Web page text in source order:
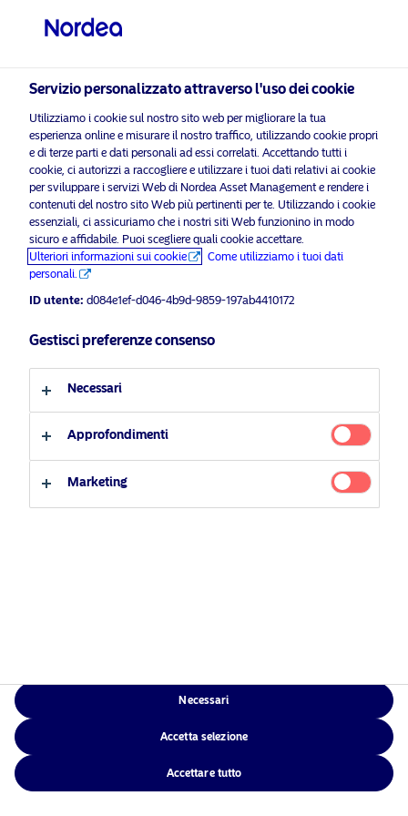
Scegli il Profilo Investitore
Paese
Italia
Lingua
Profilo investitore
Investitore professionale
Investitore privato
Nordea Asset Management è uno dei maggiori
asset manager dei Paesi nordici con una presenza
globale in Europa, America e Asia.
Home
Chi siamo
Fondi
Investimento responsabile
News
Termini e condizioni
Informativa sulla privacy
Servizio personalizzato attraverso l'uso dei cookie
Utilizziamo i cookie sul nostro sito web per migliorare la tua
esperienza online e misurare il nostro traffico, utilizzando cookie propri
e di terze parti e dati personali ad essi correlati. Accettando tutti i
cookie, ci autorizzi a raccogliere e utilizzare i tuoi dati relativi ai cookie
per sviluppare i servizi Web di Nordea Asset Management e rendere i
contenuti del nostro sito Web più pertinenti per te. Utilizzando i cookie
essenziali, ci assicuriamo che i nostri siti Web funzionino in modo
sicuro e affidabile. Puoi scegliere quali cookie accettare.
Ulteriori informazioni sui cookie
Come utilizziamo i tuoi dati
personali.
ID utente: d084e1ef-d046-4b9d-9859-197ab4410172
Gestisci preferenze consenso
Necessari
Approfondimenti
Marketing
Necessari
Accetta selezione
Accettare tutto